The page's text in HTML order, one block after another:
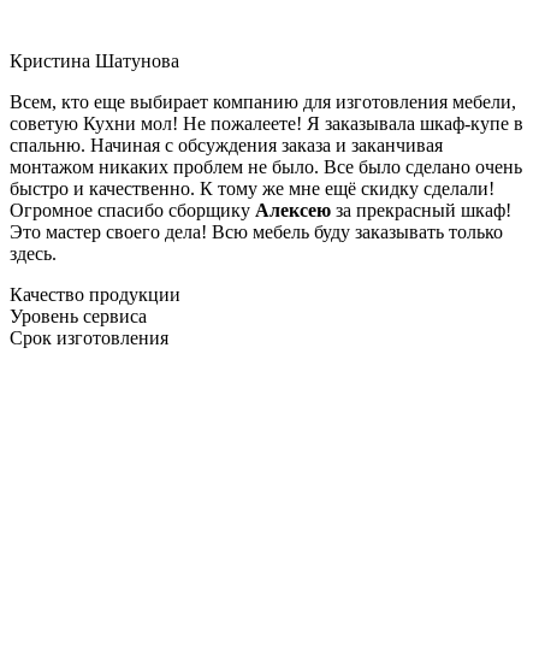
Кристина Шатунова
Всем, кто еще выбирает компанию для изготовления мебели,
советую Кухни мол! Не пожалеете! Я заказывала шкаф-купе в
спальню. Начиная с обсуждения заказа и заканчивая
монтажом никаких проблем не было. Все было сделано очень
быстро и качественно. К тому же мне ещё скидку сделали!
Огромное спасибо сборщику Алексею за прекрасный шкаф!
Это мастер своего дела! Всю мебель буду заказывать только
здесь.
Качество продукции
Уровень сервиса
Срок изготовления